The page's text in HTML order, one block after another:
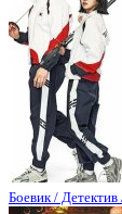
Боевик /